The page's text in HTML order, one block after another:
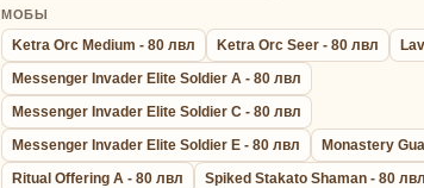
МОБЫ
Ketra Orc Medium - 80 лвл Ketra Orc Seer - 80 лвл
Messenger Invader Elite Soldier A - 80 лвл
Messenger Invader Elite Soldier C - 80 лвл
Messenger Invader Elite Soldier E - 80 лвл
Monastery
Ritual Offering A - 80 лвл
Spiked Stakato Shaman - 80 лвл